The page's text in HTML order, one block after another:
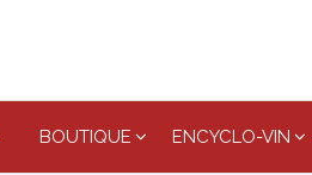
BOUTIQUE ENCYCLO-VIN